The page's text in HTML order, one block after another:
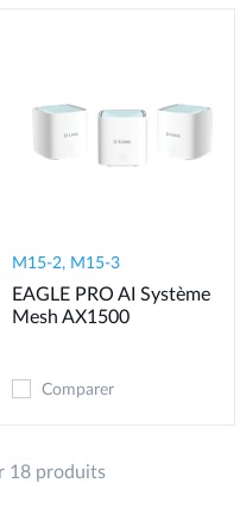
M15-2, M15-3
EAGLE PRO AI Système
Mesh AX1500
Comparer
18 produits